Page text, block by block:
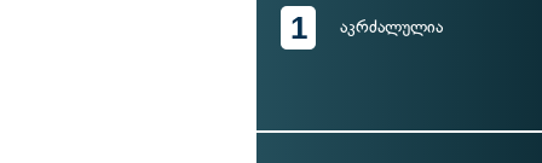
1 აკრძალულია